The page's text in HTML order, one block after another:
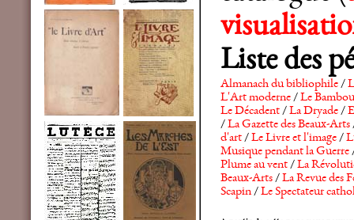
Liste des
Almanach du bibliophile/
L'Art moderne/Le Bambou
Le Décadent/La Dryade/
/La Gazette des Beaux-Arts
d'art/Le Livre et l'image/
Musique pendant la Guerre
Plume au vent/La
Beaux-Arts/La Revue des
Scapin/Le Spectateur